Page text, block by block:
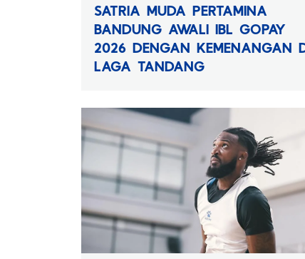
SATRIA MUDA PERTAMINA
BANDUNG AWALI IBL GOPAY
2026 DENGAN KEMENANGAN
LAGA TANDANG